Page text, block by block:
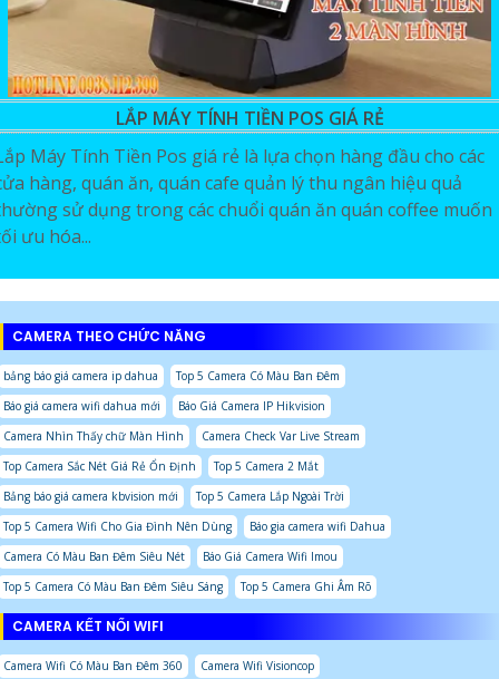
LẮP MÁY TÍNH TIỀN POS GIÁ RẺ
Máy Tính Tiền Pos giá rẻ là lựa chọn hàng đầu cho các
hàng, quán ăn, quán cafe quản lý thu ngân hiệu quả
sử dụng trong các chuổi quán ăn quán coffee muốn
ưu hóa...
CAMERA THEO CHỨC NĂNG
bảng báo giá camera ip dahua
Top 5 Camera Có Màu Ban Đêm
Báo giá camera wifi dahua mới
Báo Giá Camera IP Hikvision
Camera Nhìn Thấy chữ Màn Hình
Camera Check Var Live Stream
Top Camera Sắc Nét Giá Rẻ Ổn Định
Top 5 Camera 2 Mắt
Bảng báo giá camera kbvision mới
Top 5 Camera Lắp Ngoài Trời
Top 5 Camera Wifi Cho Gia Đình Nên Dùng
Báo gia camera wifi Dahua
Camera Có Màu Ban Đêm Siêu Nét
Báo Giá Camera Wifi Imou
Top 5 Camera Có Màu Ban Đêm Siêu Sáng
Top 5 Camera Ghi Âm Rõ
CAMERA KẾT NỐI WIFI
Camera Wifi Có Màu Ban Đêm 360
Camera Wifi Visioncop